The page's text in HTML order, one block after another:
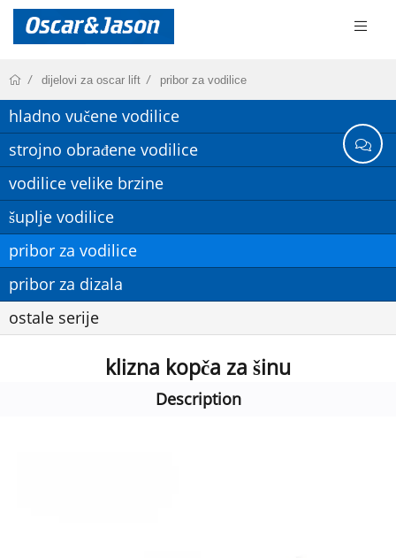
dijelovi za oscar lift pribor za vodilice
hladno vučene vodilice
strojno obrađene vodilice
vodilice velike brzine
šuplje vodilice
pribor za vodilice
pribor za dizala
ostale serije
klizna kopča za šinu
Description